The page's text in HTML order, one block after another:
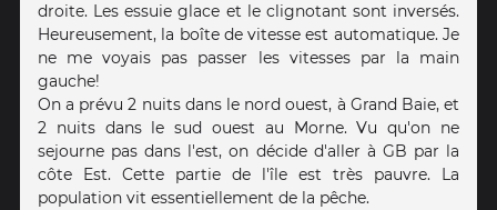
droite. Les essuie glace et le clignotant sont inversés.
Heureusement, la boîte de vitesse est automatique. Je
ne me voyais pas passer les vitesses par la main
gauche!
On a prévu 2 nuits dans le nord ouest, à Grand Baie, et
2 nuits dans le sud ouest au Morne. Vu qu'on ne
sejourne pas dans l'est, on décide d'aller à GB par la
côte Est. Cette partie de l'île est très pauvre. La
population vit essentiellement de la pêche.